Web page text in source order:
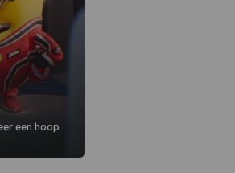
een hoop